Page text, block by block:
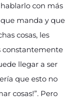
con más
manda y que
cosas, les
constantemente
llegar a ser
que esto no
cosas!”. Pero